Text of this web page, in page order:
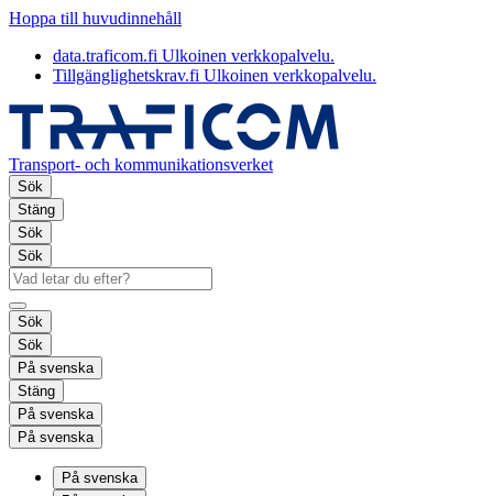
Hoppa till huvudinnehåll
data.traficom.fi Ulkoinen verkkopalvelu.
Tillgänglighetskrav.fi Ulkoinen verkkopalvelu.
Transport- och kommunikationsverket
Sök
Stäng
Sök
Sök
Sök
Sök
På svenska
Stäng
På svenska
På svenska
På svenska